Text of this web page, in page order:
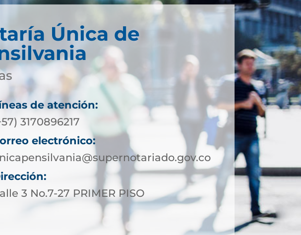
Única de
de atención:
3170896217
electrónico:
3 No.7-27 PRIMER PISO